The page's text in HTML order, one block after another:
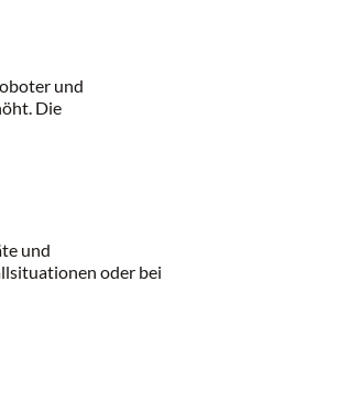
und
Die
und
oder bei